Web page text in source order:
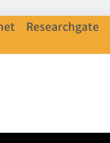
Researchgate